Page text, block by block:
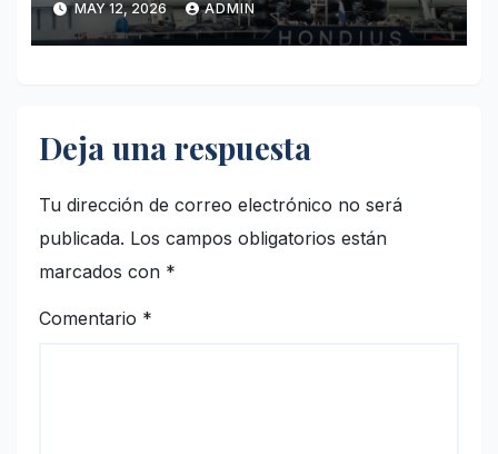
Hondius
MAY 12, 2026 ADMIN
Deja una respuesta
Tu dirección de correo electrónico no será
publicada. Los campos obligatorios están
marcados con *
Comentario *